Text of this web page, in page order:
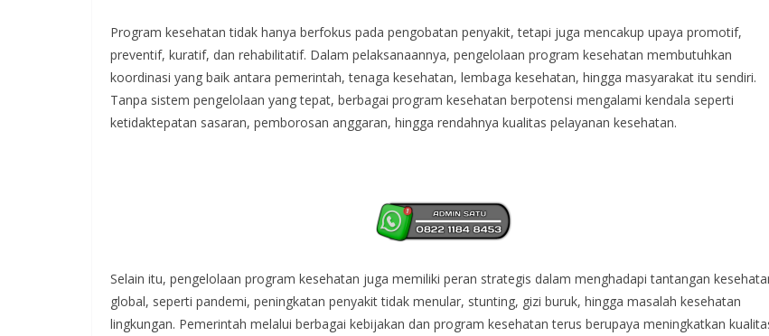
Program kesehatan tidak hanya berfokus pada pengobatan penyakit, tetapi juga mencakup upaya promotif,
preventif, kuratif, dan rehabilitatif. Dalam pelaksanaannya, pengelolaan program kesehatan membutuhkan
koordinasi yang baik antara pemerintah, tenaga kesehatan, lembaga kesehatan, hingga masyarakat itu sendiri.
Tanpa sistem pengelolaan yang tepat, berbagai program kesehatan berpotensi mengalami kendala seperti
ketidaktepatan sasaran, pemborosan anggaran, hingga rendahnya kualitas pelayanan kesehatan.
Selain itu, pengelolaan program kesehatan juga memiliki peran strategis dalam menghadapi tantangan
global, seperti pandemi, peningkatan penyakit tidak menular, stunting, gizi buruk, hingga masalah kesehatan
lingkungan. Pemerintah melalui berbagai kebijakan dan program kesehatan terus berupaya meningkatkan